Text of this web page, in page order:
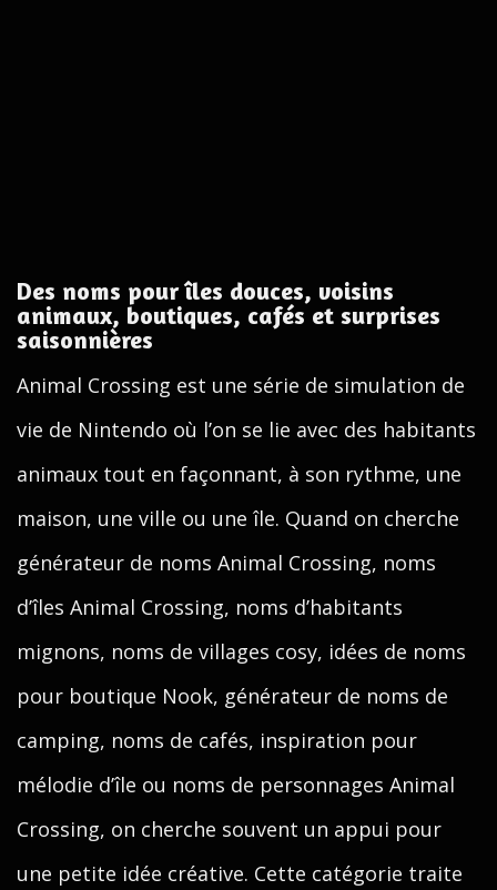
Des noms pour îles douces, voisins
animaux, boutiques, cafés et surprises
saisonnières
Animal Crossing est une série de simulation de
vie de Nintendo où l’on se lie avec des habitants
animaux tout en façonnant, à son rythme, une
maison, une ville ou une île. Quand on cherche
générateur de noms Animal Crossing, noms
d’îles Animal Crossing, noms d’habitants
mignons, noms de villages cosy, idées de noms
pour boutique Nook, générateur de noms de
camping, noms de cafés, inspiration pour
mélodie d’île ou noms de personnages Animal
Crossing, on cherche souvent un appui pour
une petite idée créative. Cette catégorie traite